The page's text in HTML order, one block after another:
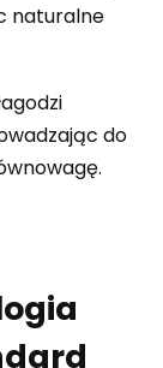
naturalne
do